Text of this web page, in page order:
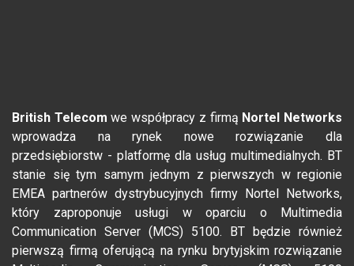
British Telecom we współpracy z firmą Nortel Networks
wprowadza na rynek nowe rozwiązanie dla
przedsiębiorstw - platformę dla usług multimedialnych. BT
stanie się tym samym jednym z pierwszych w regionie
EMEA partnerów dystrybucyjnych firmy Nortel Networks,
który zaproponuje usługi w oparciu o Multimedia
Communication Server (MCS) 5100. BT będzie również
pierwszą firmą oferującą na rynku brytyjskim rozwiązanie